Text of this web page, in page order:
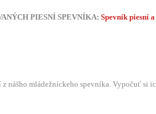
PIESNÍ SPEVNÍKA: Spevník piesní
nášho mládežníckeho spevníka. Vypočuť